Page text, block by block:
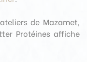
de Mazamet,
Protéines affiche